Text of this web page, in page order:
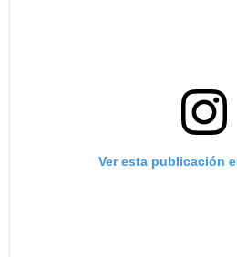
Ver esta publicación